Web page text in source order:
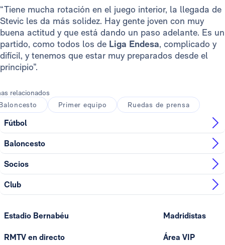
“Tiene mucha rotación en el juego interior, la llegada de
Stevic les da más solidez. Hay gente joven con muy
buena actitud y que está dando un paso adelante. Es un
partido, como todos los de Liga Endesa, complicado y
difícil, y tenemos que estar muy preparados desde el
principio”.
relacionados
Primer equipo Ruedas de prensa
Fútbol
Baloncesto
Socios
Club
Estadio Bernabéu
RMTV en directo
Madridistas
Área VIP